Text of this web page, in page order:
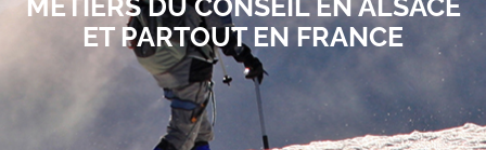
Obtenez un devis. Prenons RDV ?
MÉTIERS DU CONSEIL EN ALSACE
ET PARTOUT EN FRANCE